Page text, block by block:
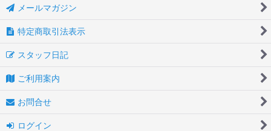
メールマガジン
特定商取引法表示
スタッフ日記
ご利用案内
お問合せ
ログイン